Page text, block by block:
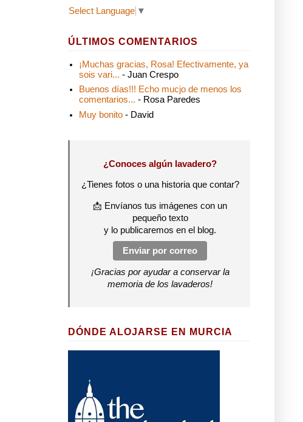
Select Language ▼
ÚLTIMOS COMENTARIOS
¡Muchas gracias, Rosa! Efectivamente, ya
sois vari... - Juan Crespo
Buenos días!!! Echo mucjo de menos los
comentarios... - Rosa Paredes
Muy bonito - David
¿Conoces algún lavadero?
¿Tienes fotos o una historia que contar?
📩 Envíanos tus imágenes con un
pequeño texto
y lo publicaremos en el blog.
Enviar por correo
¡Gracias por ayudar a conservar la
memoria de los lavaderos!
DÓNDE ALOJARSE EN MURCIA